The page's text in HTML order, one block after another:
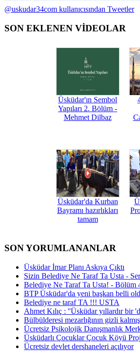
@uskudar34com kullanıcısından Tweetler
SON EKLENEN VİDEOLAR
Üsküdar'ın Sembol
Yapıları 2. Bölüm -
Mehmet Dilbaz
Üsküdar'da Kurban
Bayramı hazırlıkları
tamam
SON YORUMLANANLAR
Üsküdar İmar Planı Askıya Çıktı
Sizin Belediye Ne Taraf Ta Usta -
Belediye Ne Taraf Ta Usta! - Bölüm
BTP Üsküdar'da yeni başkan belli
Belediye ne taraf TA !!! USTA
Ahmet Kılıç : ''Üsküdar yıllardır bir
Bülbülderesi mezarlığının gizli kalmış
Ücretsiz Psikolojik Danışmanlık
Üsküdarlı Çocuklar Çocuk Köyü
Ücretsiz devlet dershaneleri açılıyor